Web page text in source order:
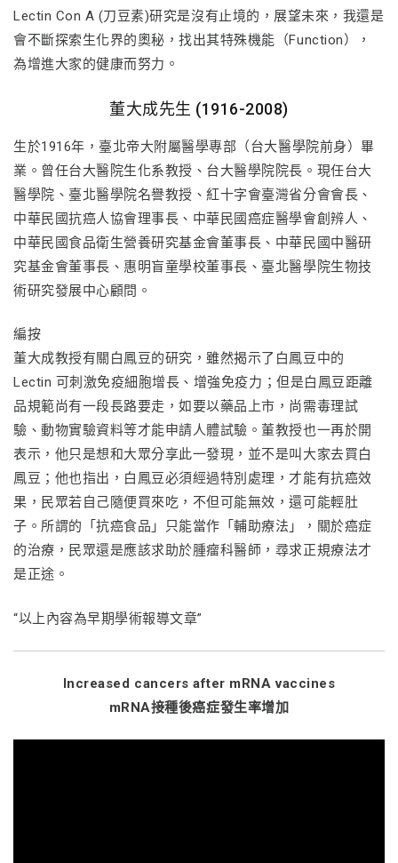
Lectin Con A (刀豆素)研究是沒有止境的，展望未來，我還是
會不斷探索生化界的奧秘，找出其特殊機能（Function），
為增進大家的健康而努力。
董大成先生 (1916-2008)
生於1916年，臺北帝大附屬醫學專部（台大醫學院前身）畢
業。曾任台大醫院生化系教授、台大醫學院院長。現任台大
醫學院、臺北醫學院名譽教授、紅十字會臺灣省分會會長、
中華民國抗癌人協會理事長、中華民國癌症醫學會創辨人、
中華民國食品衛生營養研究基金會董事長、中華民國中醫研
究基金會董事長、惠明盲童學校董事長、臺北醫學院生物技
術研究發展中心顧問。
編按
董大成教授有關白鳳豆的研究，雖然揭示了白鳳豆中的
Lectin 可刺激免疫細胞增長、增強免疫力；但是白鳳豆距離
品規範尚有一段長路要走，如要以藥品上市，尚需毒理試
驗、動物實驗資料等才能申請人體試驗。董教授也一再於開
表示，他只是想和大眾分享此一發現，並不是叫大家去買白
鳳豆；他也指出，白鳳豆必須經過特別處理，才能有抗癌效
果，民眾若自己隨便買來吃，不但可能無效，還可能輕肚
子。所謂的「抗癌食品」只能當作「輔助療法」，關於癌症
的治療，民眾還是應該求助於腫瘤科醫師，尋求正規療法才
是正途。
“以上內容為早期學術報導文章”
Increased cancers after mRNA vaccines
mRNA接種後癌症發生率增加